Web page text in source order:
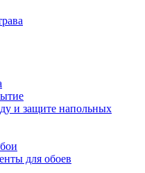
и защите напольных
для обоев